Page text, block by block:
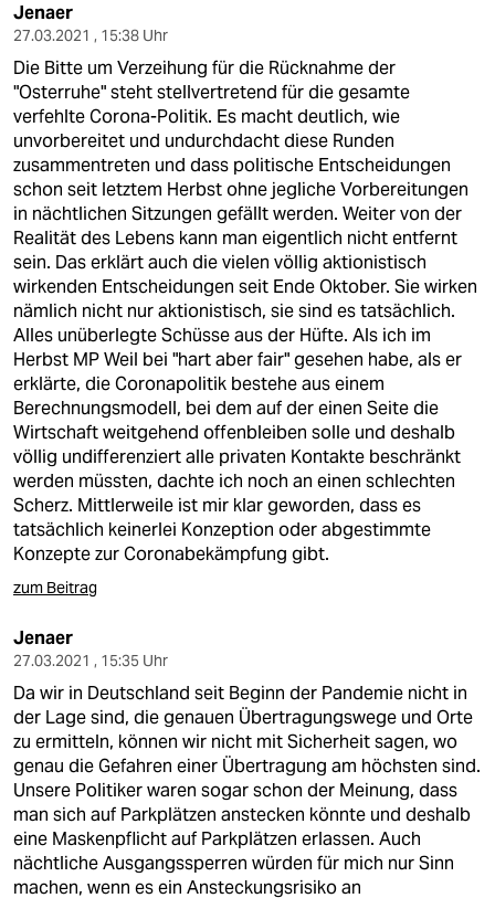
Jenaer
27.03.2021 , 15:38 Uhr
Die Bitte um Verzeihung für die Rücknahme der
"Osterruhe" steht stellvertretend für die gesamte
verfehlte Corona-Politik. Es macht deutlich, wie
unvorbereitet und undurchdacht diese Runden
zusammentreten und dass politische Entscheidungen
schon seit letztem Herbst ohne jegliche Vorbereitungen
in nächtlichen Sitzungen gefällt werden. Weiter von der
Realität des Lebens kann man eigentlich nicht entfernt
sein. Das erklärt auch die vielen völlig aktionistisch
wirkenden Entscheidungen seit Ende Oktober. Sie wirken
nämlich nicht nur aktionistisch, sie sind es tatsächlich.
Alles unüberlegte Schüsse aus der Hüfte. Als ich im
Herbst MP Weil bei "hart aber fair" gesehen habe, als er
erklärte, die Coronapolitik bestehe aus einem
Berechnungsmodell, bei dem auf der einen Seite die
Wirtschaft weitgehend offenbleiben solle und deshalb
völlig undifferenziert alle privaten Kontakte beschränkt
werden müssten, dachte ich noch an einen schlechten
Scherz. Mittlerweile ist mir klar geworden, dass es
tatsächlich keinerlei Konzeption oder abgestimmte
Konzepte zur Coronabekämpfung gibt.
zum Beitrag
Jenaer
27.03.2021 , 15:35 Uhr
Da wir in Deutschland seit Beginn der Pandemie nicht in
der Lage sind, die genauen Übertragungswege und Orte
zu ermitteln, können wir nicht mit Sicherheit sagen, wo
genau die Gefahren einer Übertragung am höchsten sind.
Unsere Politiker waren sogar schon der Meinung, dass
man sich auf Parkplätzen anstecken könnte und deshalb
eine Maskenpflicht auf Parkplätzen erlassen. Auch
nächtliche Ausgangssperren würden für mich nur Sinn
machen, wenn es ein Ansteckungsrisiko an